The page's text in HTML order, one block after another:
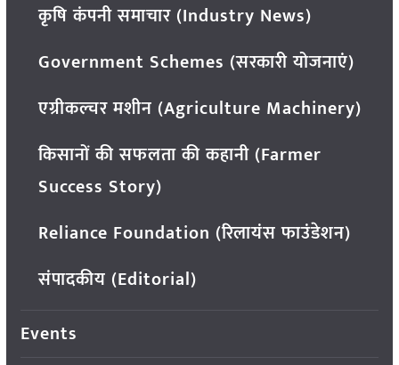
कृषि कंपनी समाचार (Industry News)
Government Schemes (सरकारी योजनाएं)
एग्रीकल्चर मशीन (Agriculture Machinery)
किसानों की सफलता की कहानी (Farmer
Success Story)
Reliance Foundation (रिलायंस फाउंडेशन)
संपादकीय (Editorial)
Events